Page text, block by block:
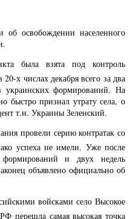
освобождении населенного
была взята под контроль
х числах декабря всего за два
формирований. На
быстро признал утрату села, о
т.н. Украины Зеленский.
провели серию контратак со
успеха не имели. Уже после
формирований и двух недель
объявлено официально об
войсками село Высокое
перешла самая высокая точка